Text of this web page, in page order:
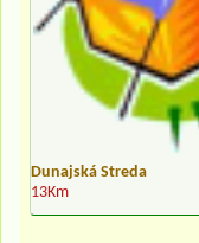
Dunajská Streda
13Km